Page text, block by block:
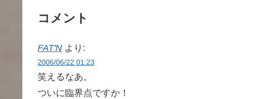
コメント
FAT'N より:
2006/06/22 01:23
笑えるなあ。
ついに臨界点ですか！